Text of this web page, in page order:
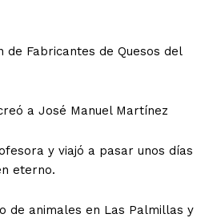
de Fabricantes de Quesos del
a José Manuel Martínez
y viajó a pasar unos días
eterno.
de animales en Las Palmillas y